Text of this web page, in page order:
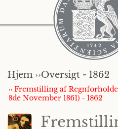
Hjem ››Oversigt - 1862
›› Fremstilling af
8de November 1861) - 1862